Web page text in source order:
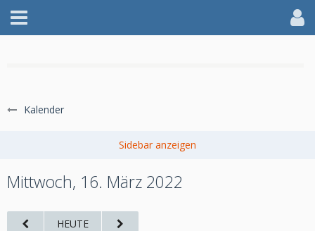
jetzt anmelden
Kalender
Mittwoch, 16. März 2022
HEUTE